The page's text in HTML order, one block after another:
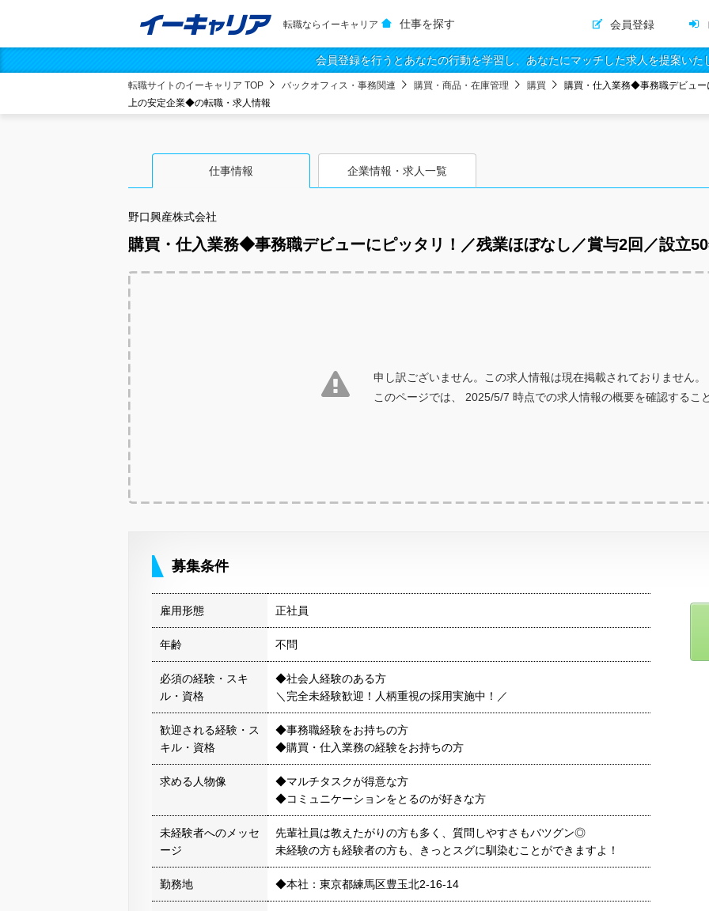
転職ならイーキャリア 仕事を探す 会員登録
会員登録を行うとあなたの行動を学習し、あなたにマッチした求人を提案いた
転職サイトのイーキャリア TOP バックオフィス・事務関連 購買・商品・在庫管理 購買
購買・仕入業務◆事務職デビュ
上の安定企業◆の転職・求人情報
仕事情報 企業情報・求人一覧
野口興産株式会社
購買・仕入業務◆事務職デビューにピッタリ！／残業ほぼなし／賞与2回／設立
申し訳ございません。この求人情報は現在掲載されておりません。
このページでは、 2025/5/7 時点での求人情報の概要を確認するこ
募集条件
雇用形態 正社員
年齢 不問
必須の経験・スキ
ル・資格
◆社会人経験のある方
＼完全未経験歓迎！人柄重視の採用実施中！／
歓迎される経験・ス
キル・資格
◆事務職経験をお持ちの方
◆購買・仕入業務の経験をお持ちの方
求める人物像
◆マルチタスクが得意な方
◆コミュニケーションをとるのが好きな方
未経験者へのメッセ
ージ
先輩社員は教えたがりの方も多く、質問しやすさもバツグン◎
未経験の方も経験者の方も、きっとスグに馴染むことができますよ！
勤務地 ◆本社：東京都練馬区豊玉北2-16-14